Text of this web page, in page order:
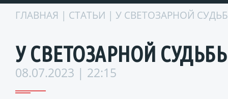
ГЛАВНАЯ | СТАТЬИ | У СВЕТОЗАРНОЙ
У СВЕТОЗАРНОЙ
08.07.2023 | 22:15